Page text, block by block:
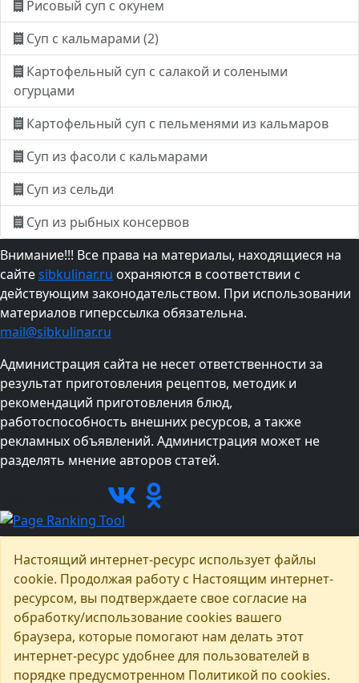
Рисовый суп с окунем
Суп с кальмарами (2)
Картофельный суп с салакой и солеными
огурцами
Картофельный суп с пельменями из кальмаров
Суп из фасоли с кальмарами
Суп из сельди
Суп из рыбных консервов
Внимание!!! Все права на материалы, находящиеся на
сайтеsibkulinar.ru охраняются в соответствии с
действующим законодательством. При использовании
материалов гиперссылка обязательна.
mail@sibkulinar.ru
Администрация сайта не несет ответственности за
результат приготовления рецептов, методик и
рекомендаций приготовления блюд,
работоспособность внешних ресурсов, а также
рекламных объявлений. Администрация может не
разделять мнение авторов статей.
Настоящий интернет-ресурс использует файлы
cookie. Продолжая работу с Настоящим интернет-
ресурсом, вы подтверждаете свое согласие на
обработку/использование cookies вашего
браузера, которые помогают нам делать этот
интернет-ресурс удобнее для пользователей в
порядке предусмотренном Политикой по cookies.